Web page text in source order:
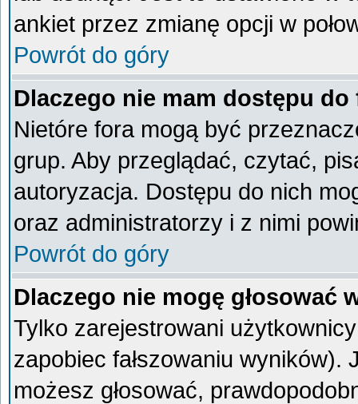
ankiet przez zmianę opcji w
Powrót do góry
Dlaczego nie mam dostępu
Nietóre fora mogą być
grup. Aby przeglądać, czytać,
autoryzacja. Dostępu do nich
oraz administratorzy i z nimi
Powrót do góry
Dlaczego nie mogę głosować
Tylko zarejestrowani
zapobiec fałszowaniu wyników).
możesz głosować,